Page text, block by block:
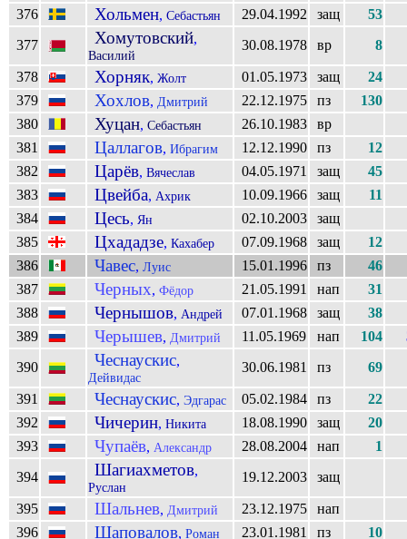
376 Хольмен, Себастьян 29.04.1992 защ
53
377
Хомутовский,
Василий
30.08.1978 вр 8
378 Хорняк, Жолт 01.05.1973 защ
24
379
Хохлов, Дмитрий 22.12.1975 пз
130
380
Хуцан, Себастьян 26.10.1983
вр
381
Цаллагов, Ибрагим 12.12.1990 пз
12
382
Царёв, Вячеслав 04.05.1971 защ
45
383
Цвейба, Ахрик 10.09.1966 защ
11
384
Цесь, Ян 02.10.2003
защ
385
Цхададзе, Кахабер 07.09.1968 защ
12
386
Чавес, Луис 15.01.1996 пз
46
387
Черных, Фёдор 21.05.1991 нап
31
388
Чернышов, Андрей 07.01.1968 защ
38
389
Черышев, Дмитрий 11.05.1969 нап 104
390
Чеснаускис,
Дейвидас
30.06.1981 пз 69
391 Чеснаускис, Эдгарас 05.02.1984 пз
22
392
Чичерин, Никита 18.08.1990 защ
20
393
Чупаёв, Александр 28.08.2004 нап
1
394
Шагиахметов,
Руслан
19.12.2003 защ
395 Шальнев, Дмитрий 23.12.1975
нап
396
Шаповалов, Роман 23.01.1981 пз
10